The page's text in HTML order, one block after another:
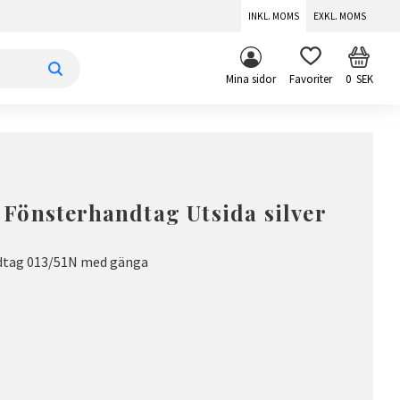
INKL. MOMS EXKL. MOMS
Mina sidor FAVORITER 0SEK
Utsida silver
013/51N med gänga